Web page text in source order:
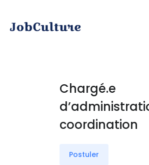
Chargé.e
coordination
Postuler